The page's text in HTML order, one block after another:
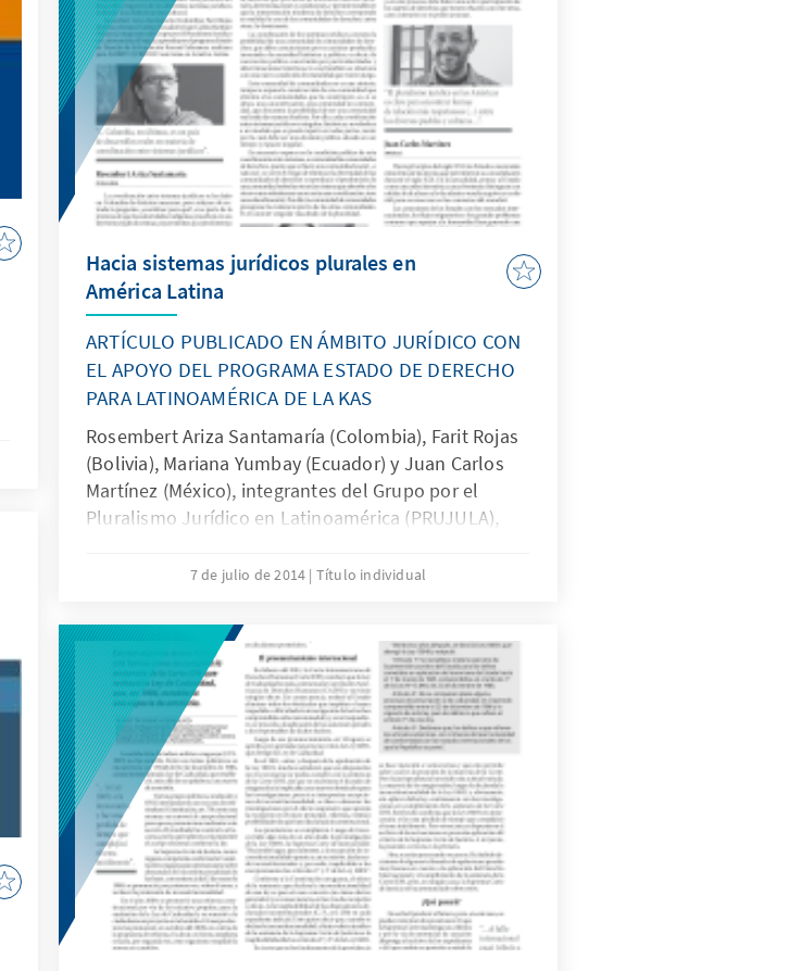
Hacia sistemas jurídicos plurales en
América Latina
ARTÍCULO PUBLICADO EN ÁMBITO JURÍDICO CON
EL APOYO DEL PROGRAMA ESTADO DE DERECHO
PARA LATINOAMÉRICA DE LA KAS
Rosembert Ariza Santamaría (Colombia), Farit Rojas
(Bolivia), Mariana Yumbay (Ecuador) y Juan Carlos
Martínez (México), integrantes del Grupo por el
Pluralismo Jurídico en Latinoamérica (PRUJULA),
Fundación Konrad Adenauer, analizan cómo se ha
diferentes países del continente.
7 de julio de 2014 Título individual